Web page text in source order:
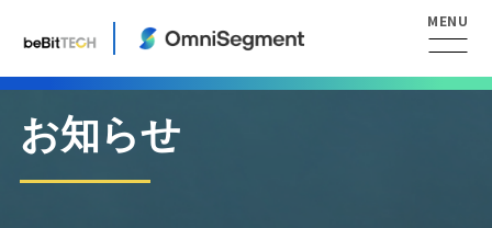
お知らせ